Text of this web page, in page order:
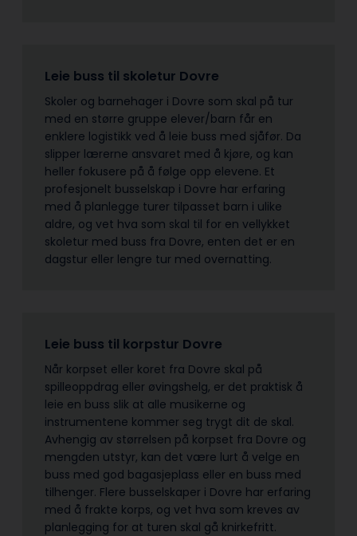
Leie buss til skoletur Dovre
Skoler og barnehager i Dovre som skal på tur
med en større gruppe elever/barn får en
enklere logistikk ved å leie buss med sjåfør. Da
slipper lærerne ansvaret med å kjøre, og kan
heller fokusere på å følge opp elevene. Et
profesjonelt busselskap i Dovre har erfaring
med å planlegge turer tilpasset barn i ulike
aldre, og vet hva som skal til for en vellykket
skoletur med buss fra Dovre, enten det er en
dagstur eller lengre tur med overnatting.
Leie buss til korpstur Dovre
Når korpset eller koret fra Dovre skal på
spilleoppdrag eller øvingshelg, er det praktisk å
leie en buss slik at alle musikerne og
instrumentene kommer seg trygt dit de skal.
Avhengig av størrelsen på korpset fra Dovre og
mengden utstyr, kan det være lurt å velge en
buss med god bagasjeplass eller en buss med
tilhenger. Flere busselskaper i Dovre har erfaring
med å frakte korps, og vet hva som kreves av
planlegging for at turen skal gå knirkefritt.